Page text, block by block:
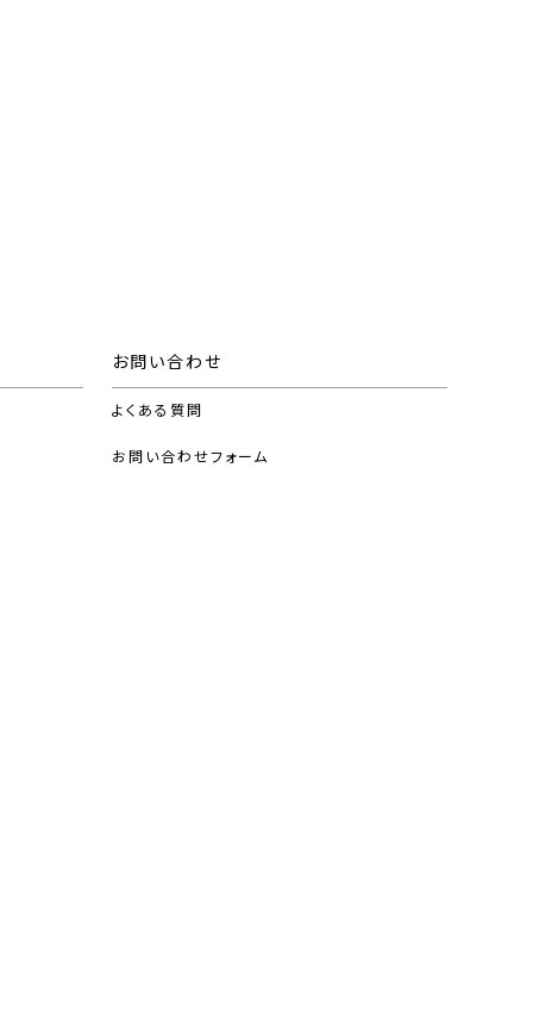
お問い合わせ
よくある質問
お問い合わせフォーム